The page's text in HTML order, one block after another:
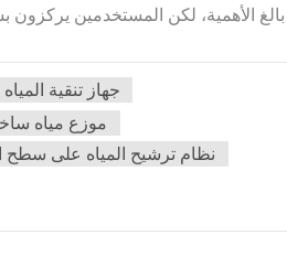
بالغ الأهمية، لكن المستخدمين
جهاز تنقية
موزع مياه
نظام ترشيح المياه على سطح